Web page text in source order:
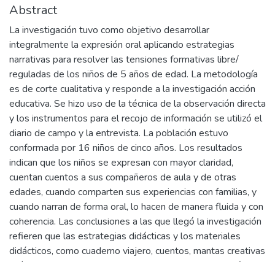
Abstract
La investigación tuvo como objetivo desarrollar
integralmente la expresión oral aplicando estrategias
narrativas para resolver las tensiones formativas libre/
reguladas de los niños de 5 años de edad. La metodología
es de corte cualitativa y responde a la investigación acción
educativa. Se hizo uso de la técnica de la observación directa
y los instrumentos para el recojo de información se utilizó el
diario de campo y la entrevista. La población estuvo
conformada por 16 niños de cinco años. Los resultados
indican que los niños se expresan con mayor claridad,
cuentan cuentos a sus compañeros de aula y de otras
edades, cuando comparten sus experiencias con familias, y
cuando narran de forma oral, lo hacen de manera fluida y con
coherencia. Las conclusiones a las que llegó la investigación
refieren que las estrategias didácticas y los materiales
didácticos, como cuaderno viajero, cuentos, mantas creativas